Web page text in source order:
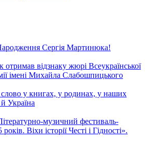
Сергія Мартинюка!
відзнаку жюрі Всеукраїнської
імені Михайла Слабошпицького
у книгах, у родинах, у наших
Україна
музичний фестиваль-
Віхи історії Честі і Гідності».